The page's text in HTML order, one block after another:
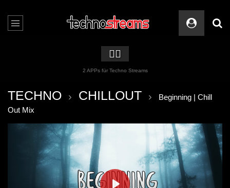
🏳️‍🌈
2 APPs für Techno Streams
TECHNO CHILLOUT
Beginning | Chill
Out Mix